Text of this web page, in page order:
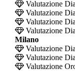
Valutazione
Valutazione
Valutazione
Valutazione
Milano
Valutazione
Valutazione
Valutazione